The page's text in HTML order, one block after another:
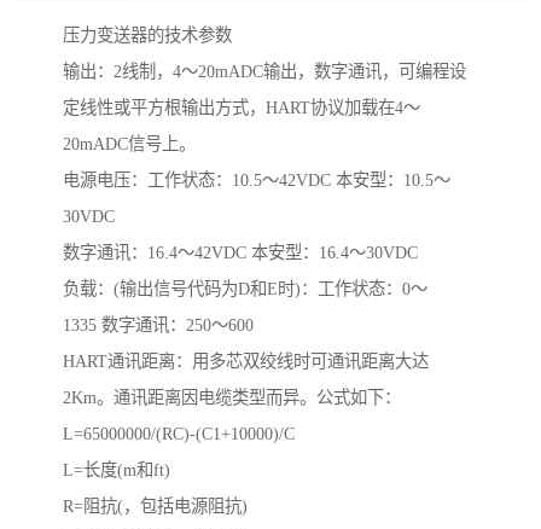
压力变送器的技术参数
输出：2线制，4～20mADC输出，数字通讯，可编程设
定线性或平方根输出方式，HART协议加载在4～
20mADC信号上。
电源电压：工作状态：10.5～42VDC 本安型：10.5～
30VDC
数字通讯：16.4～42VDC 本安型：16.4～30VDC
负载：(输出信号代码为D和E时)：工作状态：0～
1335 数字通讯：250～600
HART通讯距离：用多芯双绞线时可通讯距离大达
2Km。通讯距离因电缆类型而异。公式如下：
L=65000000/(RC)-(C1+10000)/C
L=长度(m和ft)
R=阻抗(，包括电源阻抗)